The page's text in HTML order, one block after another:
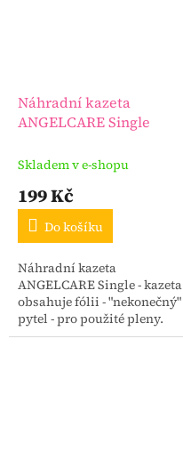
Náhradní kazeta
ANGELCARE Single
Skladem v e-shopu
199 Kč
Do košíku
Náhradní kazeta
ANGELCARE Single - kazeta
obsahuje fólii - "nekonečný"
pytel - pro použité pleny.